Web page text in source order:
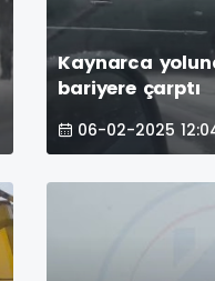
Kaynarca
bariyere çarptı
06-02-2025